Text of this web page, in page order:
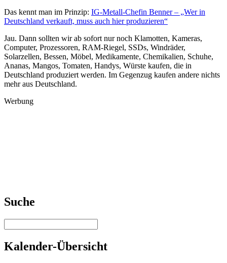
Das kennt man im Prinzip: IG-Metall-Chefin Benner – „Wer in
Deutschland verkauft, muss auch hier produzieren“
Jau. Dann sollten wir ab sofort nur noch Klamotten, Kameras,
Computer, Prozessoren, RAM-Riegel, SSDs, Windräder,
Solarzellen, Bessen, Möbel, Medikamente, Chemikalien, Schuhe,
Ananas, Mangos, Tomaten, Handys, Würste kaufen, die in
Deutschland produziert werden. Im Gegenzug kaufen andere nichts
mehr aus Deutschland.
Werbung
Suche
Kalender-Übersicht